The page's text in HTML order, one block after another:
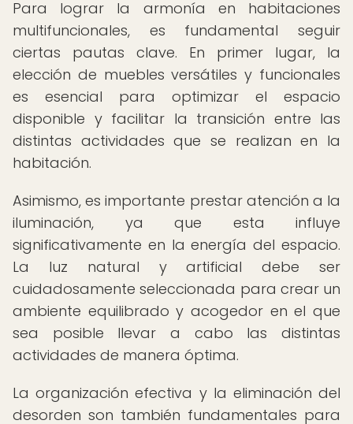
Para lograr la armonía en habitaciones
multifuncionales, es fundamental seguir
ciertas pautas clave. En primer lugar, la
elección de muebles versátiles y funcionales
es esencial para optimizar el espacio
disponible y facilitar la transición entre las
distintas actividades que se realizan en la
habitación.
Asimismo, es importante prestar atención a la
iluminación, ya que esta influye
significativamente en la energía del espacio.
La luz natural y artificial debe ser
cuidadosamente seleccionada para crear un
ambiente equilibrado y acogedor en el que
sea posible llevar a cabo las distintas
actividades de manera óptima.
La organización efectiva y la eliminación del
desorden son también fundamentales para